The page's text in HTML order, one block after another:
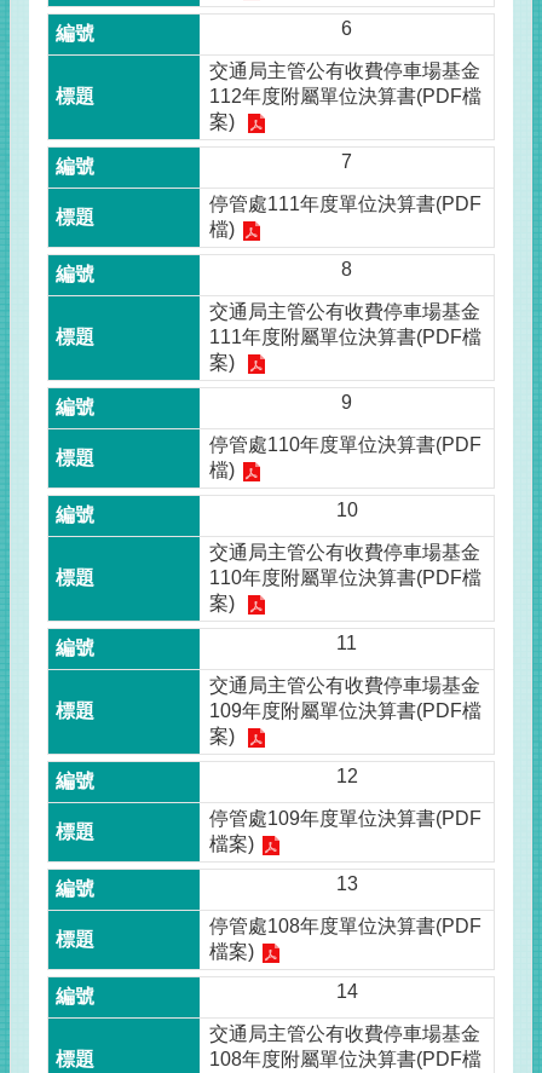
6
交通局主管公有收費停車場基金
112年度附屬單位決算書(PDF檔
案)
7
停管處111年度單位決算書(PDF
檔)
8
交通局主管公有收費停車場基金
111年度附屬單位決算書(PDF檔
案)
9
停管處110年度單位決算書(PDF
檔)
10
交通局主管公有收費停車場基金
110年度附屬單位決算書(PDF檔
案)
11
交通局主管公有收費停車場基金
109年度附屬單位決算書(PDF檔
案)
12
停管處109年度單位決算書(PDF
檔案)
13
停管處108年度單位決算書(PDF
檔案)
14
交通局主管公有收費停車場基金
108年度附屬單位決算書(PDF檔